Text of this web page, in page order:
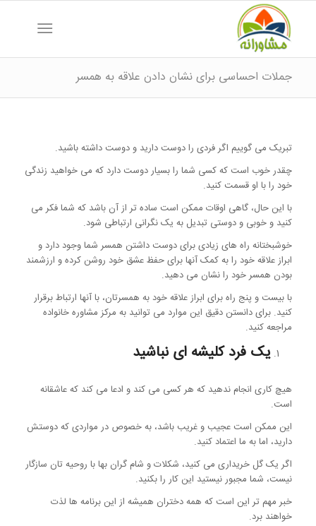
جملات احساسی برای نشان دادن علاقه به همسر
تبریک می گوییم اگر فردی را دوست دارید و دوست داشته باشید.
چقدر خوب است که کسی شما را بسیار دوست دارد که می خواهید زندگی
خود را با او قسمت کنید.
با این حال، گاهی اوقات ممکن است ساده تر از آن باشد که شما فکر می
کنید و خوبی و دوستی تبدیل به یک نگرانی ارتباطی شود.
خوشبختانه راه های زیادی برای دوست داشتن همسر شما وجود دارد و
ابراز علاقه خود را به کمک آنها برای حفظ عشق خود روشن کرده و ارزشمند
بودن همسر خود را نشان می دهید.
با بیست و پنج راه برای ابراز علاقه خود به همسرتان، با آنها ارتباط برقرار
کنید. برای دانستن دقیق این موارد می توانید به مرکز مشاوره خانواده
مراجعه کنید.
یک فرد کلیشه ای نباشید
هیچ کاری انجام ندهید که هر کسی می کند و ادعا می کند که عاشقانه
است.
این ممکن است عجیب و غریب باشد، به خصوص در مواردی که دوستش
دارید، اما به ما اعتماد کنید.
اگر یک گل خریداری می کنید، شکلات و شام گران بها با روحیه تان سازگار
نیست، شما مجبور نیستید این کار را بکنید.
خبر مهم تر این است که همه دختران همیشه از این برنامه ها لذت
خواهند برد.